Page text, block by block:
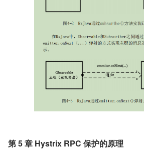
第 5 章 Hystrix RPC 保护的原理